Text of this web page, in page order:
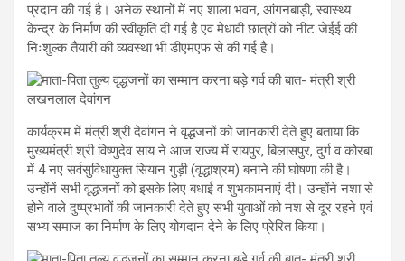
प्रदान की गई है। अनेक स्थानों में नए शाला भवन, आंगनबाड़ी, स्वास्थ्य
केन्द्र के निर्माण की स्वीकृति दी गई है एवं मेधावी छात्रों को नीट जेईई की
निःशुल्क तैयारी की व्यवस्था भी डीएमएफ से की गई है।
कार्यक्रम में मंत्री श्री देवांगन ने वृद्धजनों को जानकारी देते हुए बताया कि
मुख्यमंत्री श्री विष्णुदेव साय ने आज राज्य में रायपुर, बिलासपुर, दुर्ग व कोरबा
में 4 नए सर्वसुविधायुक्त सियान गुड़ी (वृद्धाश्रम) बनाने की घोषणा की है।
उन्होंनें सभी वृद्धजनों को इसके लिए बधाई व शुभकामनाएं दी। उन्होंने नशा से
होने वाले दुष्प्रभावों की जानकारी देते हुए सभी युवाओं को नश से दूर रहने एवं
सभ्य समाज का निर्माण के लिए योगदान देने के लिए प्रेरित किया।